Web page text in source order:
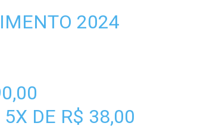
2024
DE R$ 38,00